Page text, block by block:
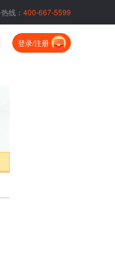
线： 400-667-5599
登录/注册